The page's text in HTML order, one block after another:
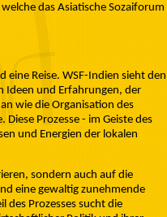
das Asiatische Sozaiforum
eine Reise. WSF-Indien sieht den
Ideen und Erfahrungen, der
wie die Organisation des
Prozesse - im Geiste des
und Energien der lokalen
sondern auch auf die
eine gewaltig zunehmende
des Prozesses sucht die